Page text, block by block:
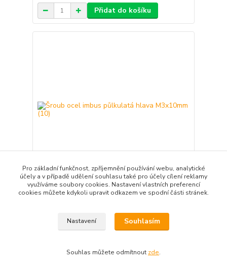
Přidat do košíku
Šroub ocel imbus půlkulatá hlava M3x10mm (10)
Skladem
Přidat do košíku
Pro základní funkčnost, zpříjemnění používání webu, analytické
účely a v případě udělení souhlasu také pro účely cílení reklamy
využíváme soubory cookies. Nastavení vlastních preferencí
cookies můžete kdykoli upravit odkazem ve spodní části stránek.
Nastavení Souhlasím
Souhlas můžete odmítnout zde.